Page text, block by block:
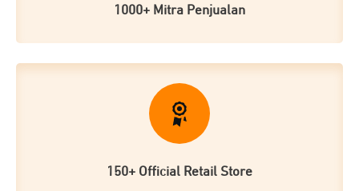
1000+ Mitra Penjualan
150+ Official Retail Store